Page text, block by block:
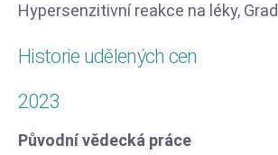
Hypersenzitivní reakce na léky,
Historie udělených cen
2023
Původní vědecká práce